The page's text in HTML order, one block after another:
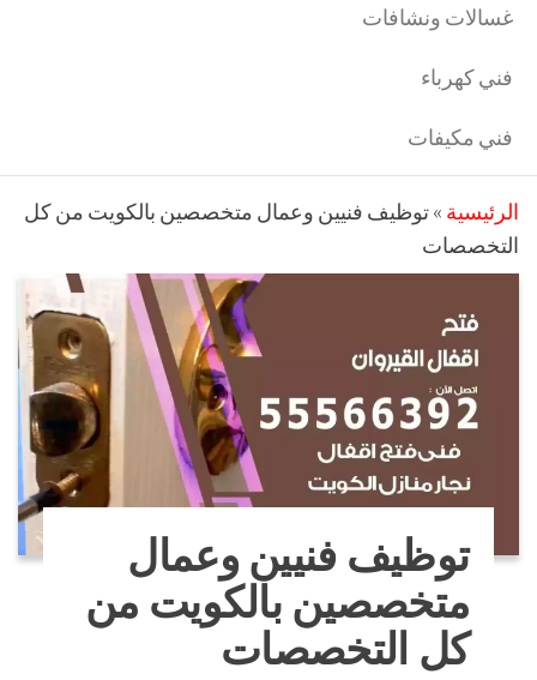
غسالات ونشافات
فني كهرباء
فني مكيفات
الرئيسية »توظيف فنيين وعمال متخصصين بالكويت من كل
التخصصات
توظيف فنيين وعمال
متخصصين بالكويت من
كل التخصصات